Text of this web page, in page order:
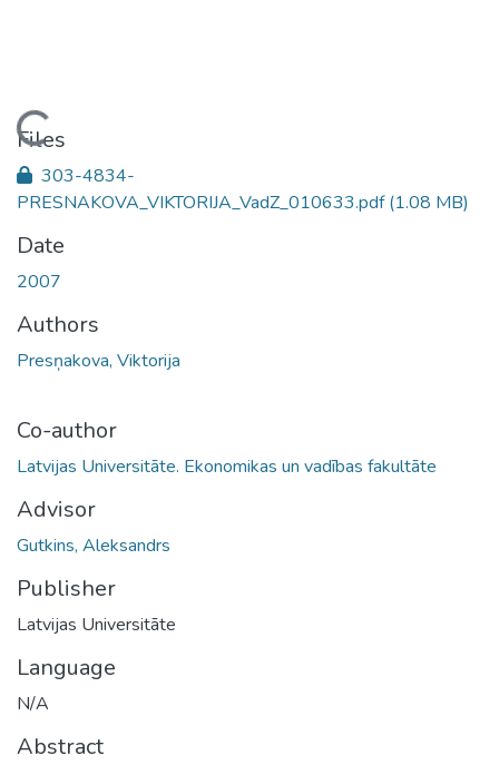
Files
303-4834-
PRESNAKOVA_VIKTORIJA_VadZ_010633.pdf(1.08 MB)
Date
2007
Authors
Presņakova, Viktorija
Co-author
Latvijas Universitāte. Ekonomikas un vadības fakultāte
Advisor
Gutkins, Aleksandrs
Publisher
Latvijas Universitāte
Language
N/A
Abstract